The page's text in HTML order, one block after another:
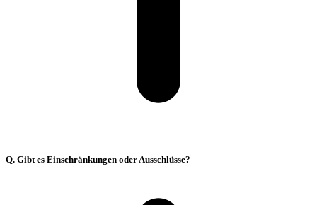
Q. Gibt es Einschränkungen oder Ausschlüsse?